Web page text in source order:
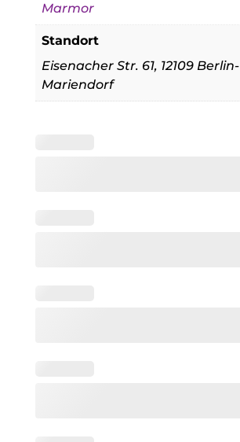
Marmor
Standort
Eisenacher Str. 61, 12109 Berlin-
Mariendorf